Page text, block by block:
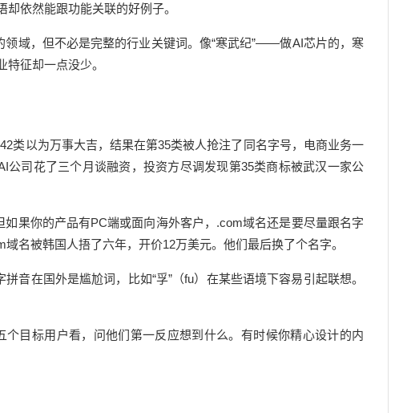
却依然能跟功能关联的好例子。
域，但不必是完整的行业关键词。像“寒武纪”——做AI芯片的，寒
特征却一点没少。
类以为万事大吉，结果在第35类被人抢注了同名字号，电商业务一
司花了三个月谈融资，投资方尽调发现第35类商标被武汉一家公
果你的产品有PC端或面向海外客户，.com域名还是要尽量跟名字
名被韩国人捂了六年，开价12万美元。他们最后换了个名字。
音在国外是尴尬词，比如“孚”（fu）在某些语境下容易引起联想。
目标用户看，问他们第一反应想到什么。有时候你精心设计的内